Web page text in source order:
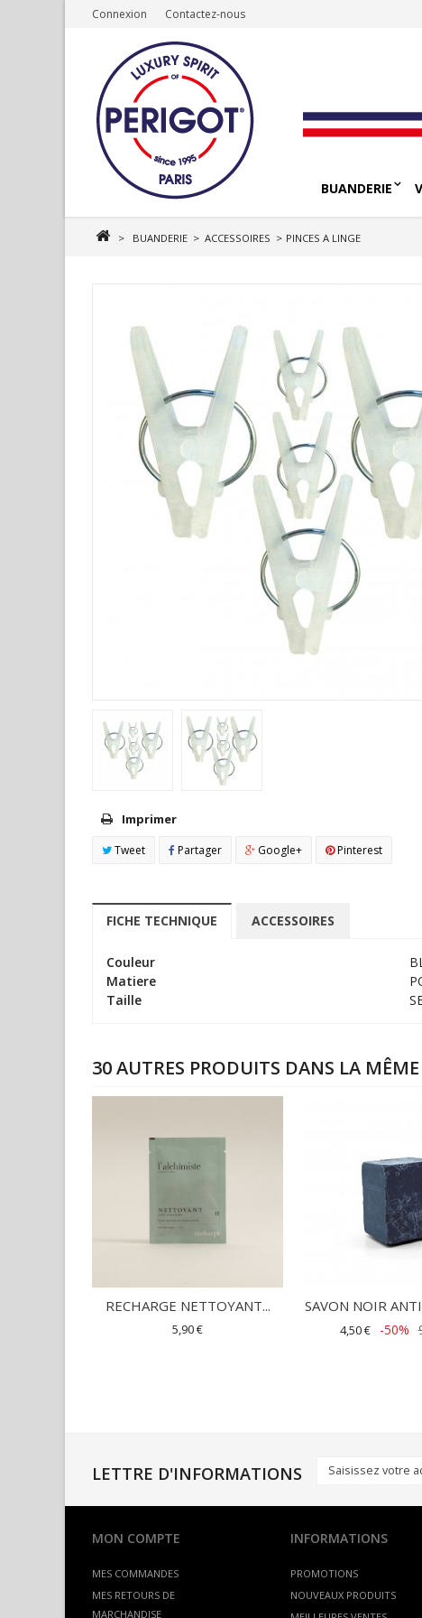
Connexion Contactez-nous
BUANDERIE
> BUANDERIE > ACCESSOIRES > PINCES A LINGE
Imprimer
Tweet Partager Google+ Pinterest
FICHE TECHNIQUE ACCESSOIRES
Couleur
Matiere
Taille
30 AUTRES PRODUITS DANS LA
RECHARGE NETTOYANT...
5,90 €
SAVON NOIR
4,50 € -50%
LETTRE D'INFORMATIONS
MON COMPTE
MES COMMANDES
MES RETOURS DE
MARCHANDISE
INFORMATIONS
PROMOTIONS
NOUVEAUX PRODUITS